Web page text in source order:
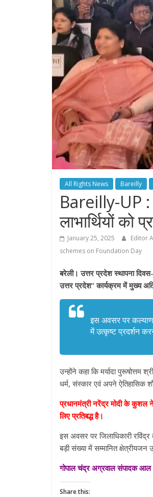
All Rights News Bareilly
Bareilly-UP :
लाभार्थियों को
January 25, 2025 Editor
schemes on Foundation Day
बरेली। उत्तर प्रदेश स्थापना
उत्तर प्रदेश” कार्यक्रम में मुख्य
इस अवसर पर
में उत्कृष्ट प्रदर्शन
उन्होंने कहा कि मर्यादा
धर्म, संस्कार एवं अपने ऐतिहासिक
प्रधानमंत्री नरेंद्र मोदी के कुशल
लिए प्रतिबद्ध है।
इस अवसर पर जिलाधिकारी
बड़ी संख्या में सम्मानित क्षेत्रीयजन
गोपाल चंद्र अग्रवाल संपादक आल
Share this: